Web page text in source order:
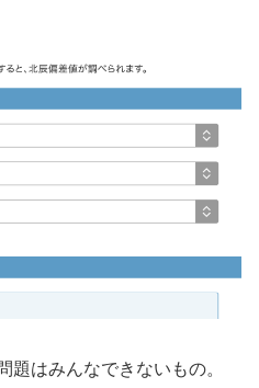
題はみんなできないもの。